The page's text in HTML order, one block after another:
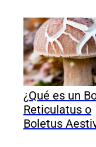
¿Qué es un
Reticulatus o
Boletus